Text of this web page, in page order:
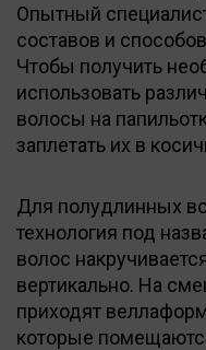
Опытный
составов и
Чтобы получить
использовать
волосы на
заплетать их в
Для полудлинных
технология под
волос
вертикально. На
приходят
которые